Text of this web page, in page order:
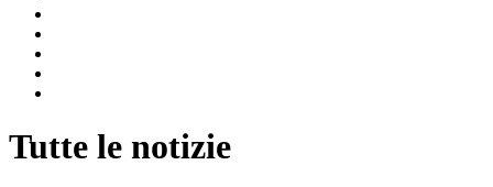
Tutte le notizie